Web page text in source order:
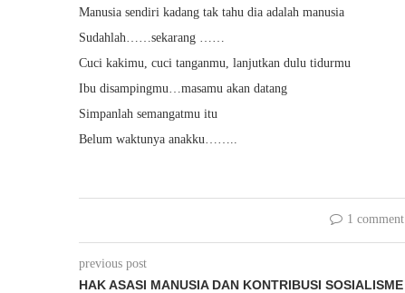
Manusia sendiri kadang tak tahu dia adalah manusia
Sudahlah……sekarang ……
Cuci kakimu, cuci tanganmu, lanjutkan dulu tidurmu
Ibu disampingmu…masamu akan datang
Simpanlah semangatmu itu
Belum waktunya anakku……..
1 comment
previous post
HAK ASASI MANUSIA DAN KONTRIBUSI SOSIALISME